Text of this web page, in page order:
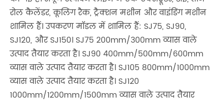
रोल कैलेंडर, कूलिंग रैक, ट्रैक्शन मशीन और वाइंडिंग मशीन
शामिल हैं। उपकरण मॉडल में शामिल हैं: SJ75, SJ90,
SJ120, और SJ150। SJ75 200mm/300mm व्यास वाले
उत्पाद तैयार करता है। SJ90 400mm/500mm/600mm
व्यास वाले उत्पाद तैयार करता है। SJ105 800mm/1000mm
व्यास वाले उत्पाद तैयार करता है। SJ120
1000mm/1200mm/1500mm व्यास वाले उत्पाद तैयार